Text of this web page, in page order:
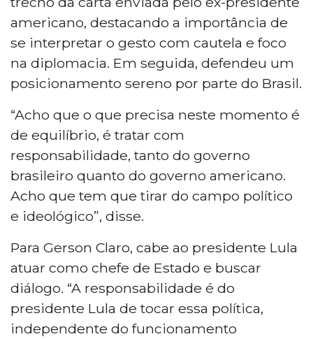
americano, destacando a importância de
se interpretar o gesto com cautela e foco
na diplomacia. Em seguida, defendeu um
posicionamento sereno por parte do Brasil.
“Acho que o que precisa neste momento é
de equilíbrio, é tratar com
responsabilidade, tanto do governo
brasileiro quanto do governo americano.
Acho que tem que tirar do campo político
e ideológico”, disse.
Para Gerson Claro, cabe ao presidente Lula
atuar como chefe de Estado e buscar
diálogo. “A responsabilidade é do
presidente Lula de tocar essa política,
independente do funcionamento